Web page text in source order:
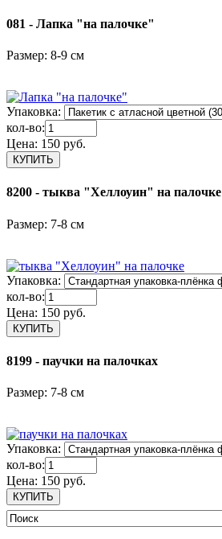
081 - Лапка "на палочке"
Размер: 8-9 см
Упаковка:
кол-во:
Цена: 150 руб.
8200 - тыква "Хеллоуин" на палочке
Размер: 7-8 см
Упаковка:
кол-во:
Цена: 150 руб.
8199 - паучки на палочках
Размер: 7-8 см
Упаковка:
кол-во:
Цена: 150 руб.